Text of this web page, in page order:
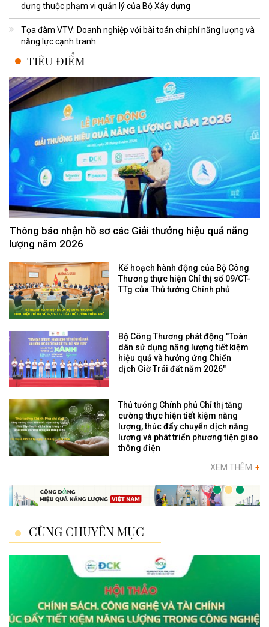
dựng thuộc phạm vi quản lý của Bộ Xây dựng
Tọa đàm VTV: Doanh nghiệp với bài toán chi phí năng lượng và
năng lực cạnh tranh
TIÊU ĐIỂM
Thông báo nhận hồ sơ các Giải thưởng hiệu quả năng
lượng năm 2026
Kế hoạch hành động của Bộ Công
Thương thực hiện Chỉ thị số 09/CT-
TTg của Thủ tướng Chính phủ
Bộ Công Thương phát động "Toàn
dân sử dụng năng lượng tiết kiệm
hiệu quả và hưởng ứng Chiến
dịch Giờ Trái đất năm 2026"
Thủ tướng Chính phủ Chỉ thị tăng
cường thực hiện tiết kiệm năng
lượng, thúc đẩy chuyển dịch năng
lượng và phát triển phương tiện giao
thông điện
XEM THÊM +
CÙNG CHUYÊN MỤC